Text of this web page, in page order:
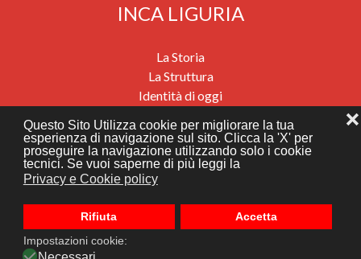
Questo Sito Utilizza cookie per migliorare la tua
esperienza di navigazione sul sito. Clicca la 'X' per
proseguire la navigazione utilizzando solo i cookie
tecnici. Se vuoi saperne di più leggi la
Privacy e Cookie policy
Rifiuta Accetta
❌
Impostazioni cookie:
INCA LIGURIA
La Storia
La Struttura
Identità di oggi
Salute e benessere
Migrazioni e mobilità internazionali
Assistenza economica e sociale
Realizzato da